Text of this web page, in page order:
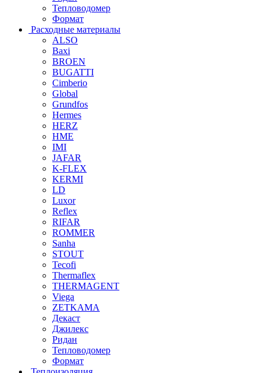
Тепловодомер
Формат
Расходные материалы
ALSO
Baxi
BROEN
BUGATTI
Cimberio
Global
Grundfos
Hermes
HERZ
HME
IMI
JAFAR
K-FLEX
KERMI
LD
Luxor
Reflex
RIFAR
ROMMER
Sanha
STOUT
Tecofi
Thermaflex
THERMAGENT
Viega
ZETKAMA
Декаст
Джилекс
Ридан
Тепловодомер
Формат